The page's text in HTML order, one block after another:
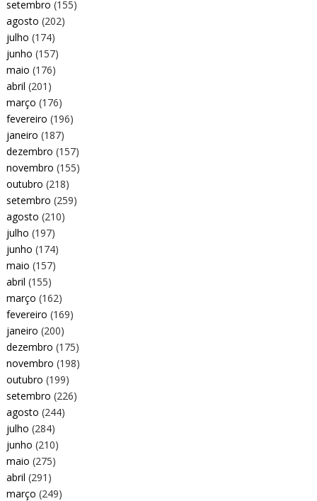
setembro (155)
agosto (202)
julho (174)
junho (157)
maio (176)
abril (201)
março (176)
fevereiro (196)
janeiro (187)
dezembro (157)
novembro (155)
outubro (218)
setembro (259)
agosto (210)
julho (197)
junho (174)
maio (157)
abril (155)
março (162)
fevereiro (169)
janeiro (200)
dezembro (175)
novembro (198)
outubro (199)
setembro (226)
agosto (244)
julho (284)
junho (210)
maio (275)
abril (291)
março (249)